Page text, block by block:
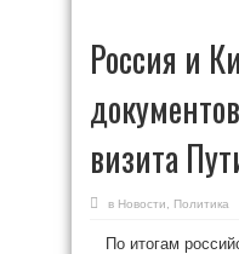
Россия и
визита
в Новости Политика
По итогам